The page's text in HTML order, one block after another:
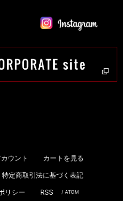
ウント カートを見る
特定商取引法に基づく表記
リシー RSS / ATOM